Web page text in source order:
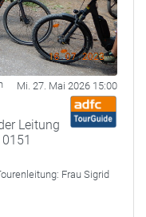
Mi. 27. Mai 2026 15:00
Leitung
Frau Sigrid